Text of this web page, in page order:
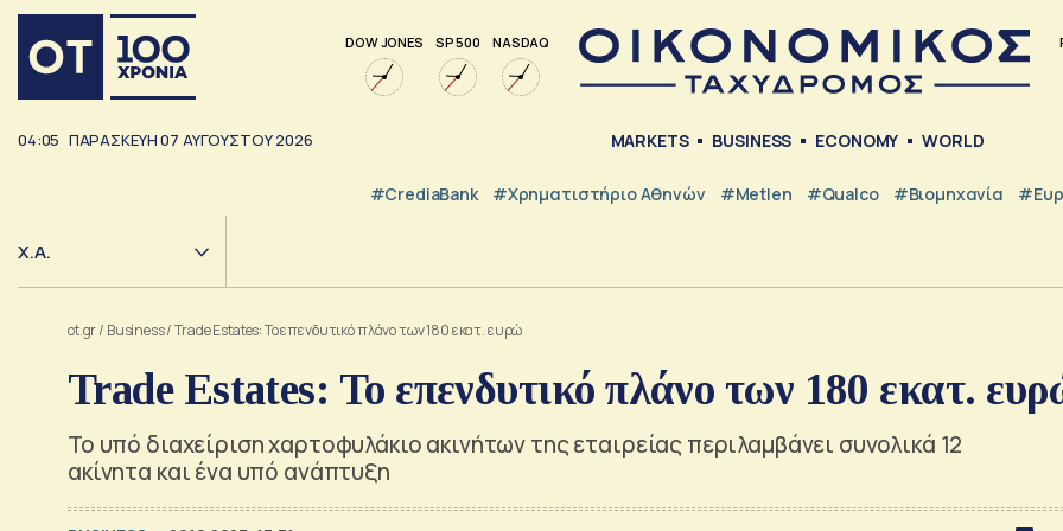
DOW JONES SP 500 NASDAQ
04:05 ΠΑΡΑΣΚΕΥΗ07 ΑΥΓΟΥΣΤΟΥ2026 MARKETS BUSINESS ECONOMY WORLD
#CrediaBank #Χρηματιστήριο Αθηνών #metlen #Qualco #Βιομηχανία
Χ.Α.
ot.gr/ Business/Trade Estates: Το επενδυτικό πλάνο των 180 εκατ. ευρώ
Trade Estates: Το επενδυτικό πλάνο των 180 εκατ.
Το υπό διαχείριση χαρτοφυλάκιο ακινήτων της εταιρείας περιλαμβάνει συνολικά 12
ακίνητα και ένα υπό ανάπτυξη